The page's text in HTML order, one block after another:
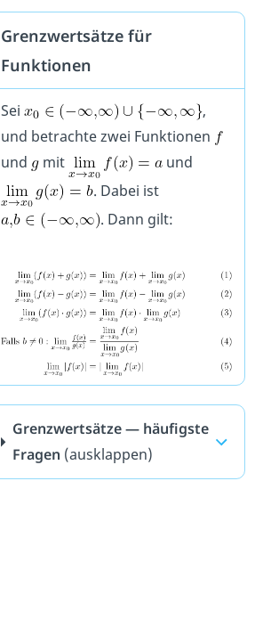
Grenzwertsätze für
Funktionen
Sei
,
und betrachte zwei Funktionen
und
mit
und
. Dabei ist
. Dann gilt:
Grenzwertsätze — häufigste
Fragen (ausklappen)